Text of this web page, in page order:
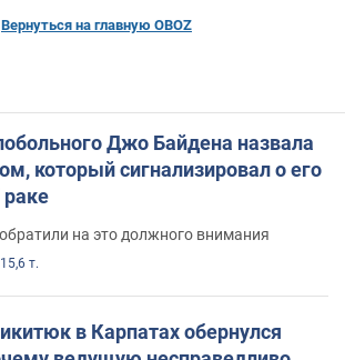
Вернуться на главную OBOZ
Джо Байдена назвала
который сигнализировал о его
раке
на это должного внимания
15,6 т.
в Карпатах обернулся